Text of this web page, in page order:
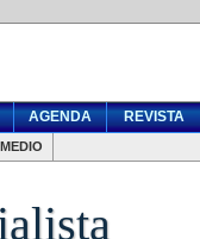
AGENDA REVISTA